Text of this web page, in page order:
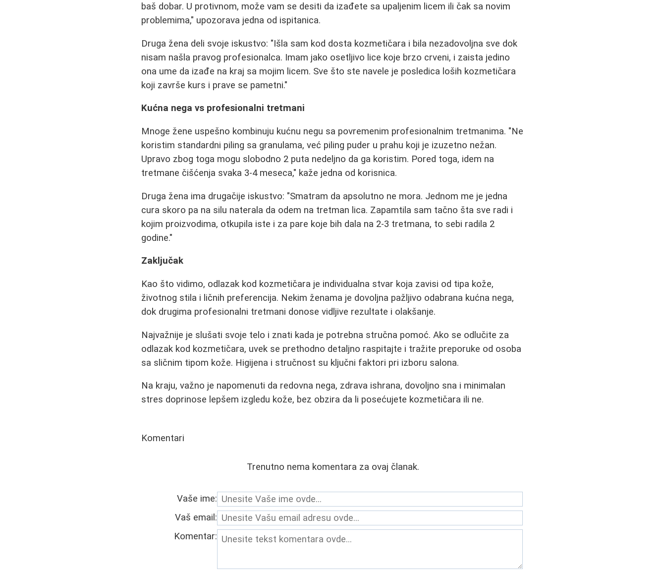
baš dobar. U protivnom, može vam se desiti da izađete sa upaljenim licem ili čak sa novim
problemima," upozorava jedna od ispitanica.
Druga žena deli svoje iskustvo: "Išla sam kod dosta kozmetičara i bila nezadovoljna sve dok
nisam našla pravog profesionalca. Imam jako osetljivo lice koje brzo crveni, i zaista jedino
ona ume da izađe na kraj sa mojim licem. Sve što ste navele je posledica loših kozmetičara
koji završe kurs i prave se pametni."
Kućna nega vs profesionalni tretmani
Mnoge žene uspešno kombinuju kućnu negu sa povremenim profesionalnim tretmanima. "Ne
koristim standardni piling sa granulama, već piling puder u prahu koji je izuzetno nežan.
Upravo zbog toga mogu slobodno 2 puta nedeljno da ga koristim. Pored toga, idem na
tretmane čišćenja svaka 3-4 meseca," kaže jedna od korisnica.
Druga žena ima drugačije iskustvo: "Smatram da apsolutno ne mora. Jednom me je jedna
cura skoro pa na silu naterala da odem na tretman lica. Zapamtila sam tačno šta sve radi i
kojim proizvodima, otkupila iste i za pare koje bih dala na 2-3 tretmana, to sebi radila 2
godine."
Zaključak
Kao što vidimo, odlazak kod kozmetičara je individualna stvar koja zavisi od tipa kože,
životnog stila i ličnih preferencija. Nekim ženama je dovoljna pažljivo odabrana kućna nega,
dok drugima profesionalni tretmani donose vidljive rezultate i olakšanje.
Najvažnije je slušati svoje telo i znati kada je potrebna stručna pomoć. Ako se odlučite za
odlazak kod kozmetičara, uvek se prethodno detaljno raspitajte i tražite preporuke od osoba
sa sličnim tipom kože. Higijena i stručnost su ključni faktori pri izboru salona.
Na kraju, važno je napomenuti da redovna nega, zdrava ishrana, dovoljno sna i minimalan
stres doprinose lepšem izgledu kože, bez obzira da li posećujete kozmetičara ili ne.
Komentari
Trenutno nema komentara za ovaj članak.
Vaše ime:
Vaš email:
Komentar: